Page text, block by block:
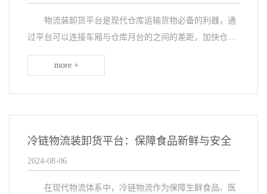
物流装卸货平台是现代仓库运输货物必备的利器，通
过平台可以连接车厢与仓库月台的之间的差距，加快仓库
的快速搬运货物。平台配置货车限动器和倒车杆，让装卸
货更加精准高效。那倒车杆与限动器是如何更加辅助平
more +
冷链物流装卸货平台：保障食品新鲜与安全
2024-08-06
在现代物流体系中，冷链物流作为保障生鲜食品、医